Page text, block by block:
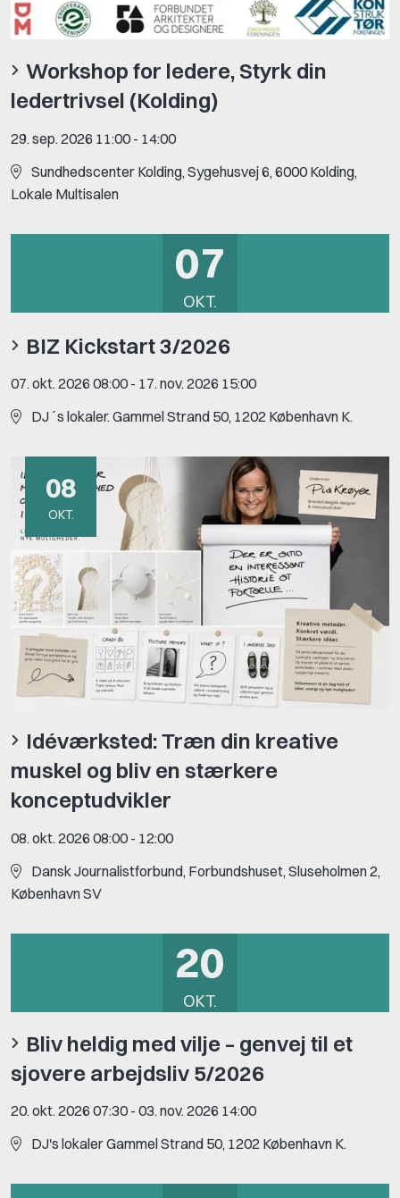
Workshop for ledere, Styrk din
ledertrivsel (Kolding)
29. sep. 2026 11:00 - 14:00
Sundhedscenter Kolding, Sygehusvej 6, 6000 Kolding,
Lokale Multisalen
07
OKT.
BIZ Kickstart 3/2026
07. okt. 2026 08:00 - 17. nov. 2026 15:00
DJ´s lokaler. Gammel Strand 50, 1202 København K.
08
OKT.
Idéværksted: Træn din kreative
muskel og bliv en stærkere
konceptudvikler
08. okt. 2026 08:00 - 12:00
Dansk Journalistforbund, Forbundshuset, Sluseholmen 2,
København SV
20
OKT.
Bliv heldig med vilje – genvej til et
sjovere arbejdsliv 5/2026
20. okt. 2026 07:30 - 03. nov. 2026 14:00
DJ's lokaler Gammel Strand 50, 1202 København K.